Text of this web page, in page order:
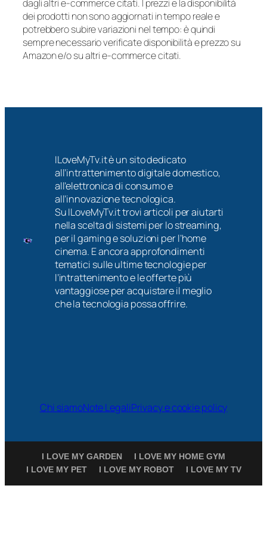
dagli altri e-commerce citati. I prezzi e la disponibilità
dei prodotti non sono aggiornati in tempo reale e
potrebbero subire variazioni nel tempo: è quindi
sempre necessario verificate disponibilità e prezzo su
Amazon e/o su altri e-commerce citati.
ILoveMyTv.it è un sito dedicato
all’intrattenimento digitale domestico,
all’elettronica di consumo e
all’innovazione tecnologica.
Su ILoveMyTv.it trovi articoli per aiutarti
nella scelta di sistemi per lo streaming,
per il gaming e soluzioni per l’home
cinema. E ancora approfondimenti
tematici sulle ultime tecnologie per
l’intrattenimento e le offerte più
vantaggiose per acquistare il meglio
che la tecnologia possa offrire.
Chi siamoNote LegaliPrivacy e cookie policy
I LOVE MY GARDEN
I LOVE MY HOME GYM
I LOVE MY PET
I LOVE MY ROBOT I LOVE MY TV